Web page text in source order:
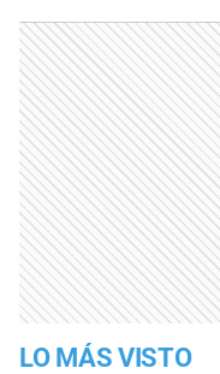
LO MÁS VISTO